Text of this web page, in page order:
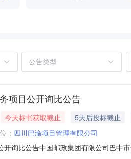
项目公开询比公告
今天标书获取截止 5天后投标截止
： 四川巴渝项目管理有限公司
询比公告中国邮政集团有限公司巴中